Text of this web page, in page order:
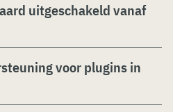
uitgeschakeld vanaf
voor plugins in